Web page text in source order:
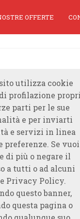
OFFERTE
utilizza cookie
profilazione propri
parti per le sue
e per inviarti
e servizi in linea
preferenze. Se vuoi
di più o negare il
a tutti o ad alcuni
Privacy Policy.
questo banner,
questa pagina o